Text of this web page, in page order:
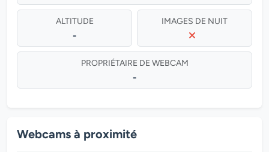
ALTITUDE
-
IMAGES DE NUIT
PROPRIÉTAIRE DE WEBCAM
-
Webcams à proximité